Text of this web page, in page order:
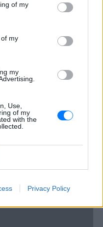
of my
my
my
Use,
of my
with the
Privacy Policy
Κρήτης